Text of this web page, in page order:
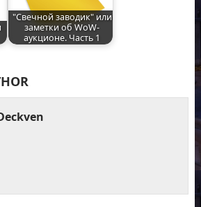
"Свечной заводик" или
заметки об WoW-
аукционе. Часть 1